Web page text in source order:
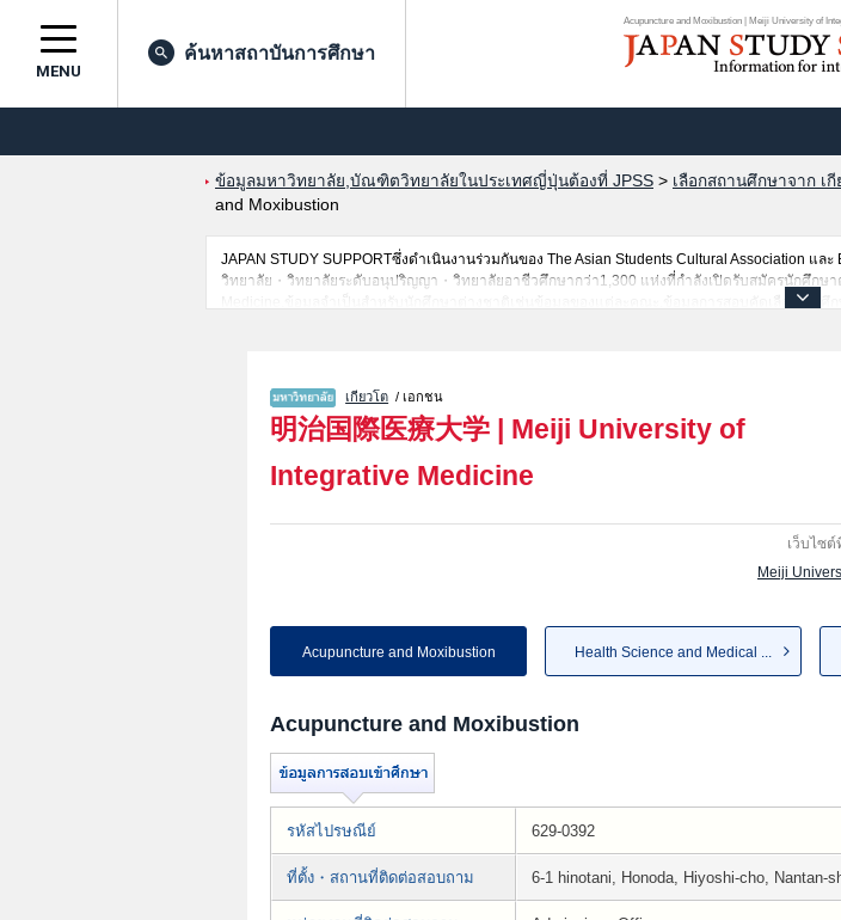
Acupuncture and Moxibustion | Meiji University of
MENU
ค้นหาสถาบันการศึกษา
ข้อมูลมหาวิทยาลัย,บัณฑิตวิทยาลัยในประเทศญี่ปุ่นต้องที่ JPSS > เลือกสถานศึกษาจาก เ
and Moxibustion
JAPAN STUDY SUPPORTซึ่งดำเนินงานร่วมกันของ The Asian Students Cultural Association
วิทยาลัย・วิทยาลัยระดับอนุปริญญา・วิทยาลัยอาชีวศึกษากว่า1,300 แห่งที่กำลังเปิดรับสมัครนักศึกษา
Medicine,ข้อมูลจำเป็นสำหรับนักศึกษาต่างชาติเช่นข้อมูลของแต่ละคณะ,ข้อมูลการสอบคัดเลือกเข้า
เกียวโต / เอกชน
明治国際医療大学 | Meiji University of
Integrative Medicine
เว็บไซต์
Meiji
Acupuncture and Moxibustion Health Science and Medical ...
Acupuncture and Moxibustion
รหัสไปรษณีย์ 629-0392
ที่ตั้ง・สถานที่ติดต่อสอบถาม 6-1 hinotani, Honoda, Hiyoshi-cho, Nantan-